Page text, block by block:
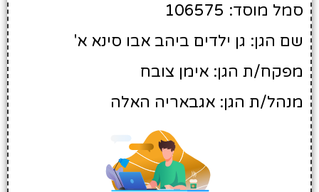
סמל מוסד: 106575
שם הגן: גן ילדים ביהב אבו סינא א'
מפקח/ת הגן: אימן צובח
מנהל/ת הגן: אגבאריה האלה